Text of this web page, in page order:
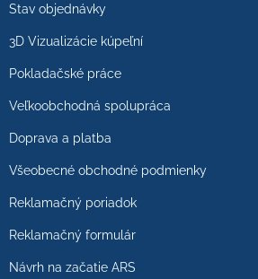
Stav objednávky
3D Vizualizácie kúpeľní
Pokladačské práce
Veľkoobchodná spolupráca
Doprava a platba
Všeobecné obchodné podmienky
Reklamačný poriadok
Reklamačný formulár
Návrh na začatie ARS